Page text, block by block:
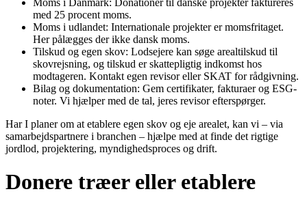
med 25 procent moms.
Moms i udlandet: Internationale projekter er momsfritaget.
Her pålægges der ikke dansk moms.
Tilskud og egen skov: Lodsejere kan søge arealtilskud til
skovrejsning, og tilskud er skattepligtig indkomst hos
modtageren. Kontakt egen revisor eller SKAT for rådgivning.
Bilag og dokumentation: Gem certifikater, fakturaer og ESG-
noter. Vi hjælper med de tal, jeres revisor efterspørger.
Har I planer om at etablere egen skov og eje arealet, kan vi – via
samarbejdspartnere i branchen – hjælpe med at finde det rigtige
jordlod, projektering, myndighedsproces og drift.
Donere træer eller etablere